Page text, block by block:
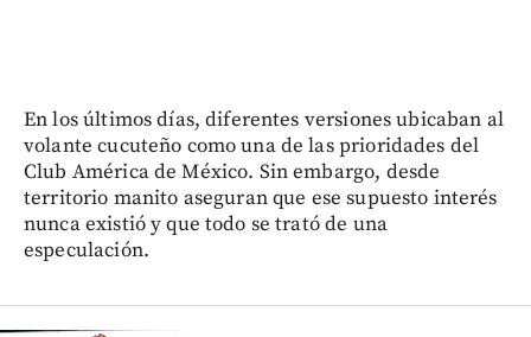
En los últimos días, diferentes versiones ubicaban al
volante cucuteño como una de las prioridades del
Club América de México. Sin embargo, desde
territorio manito aseguran que ese supuesto interés
nunca existió y que todo se trató de una
especulación.